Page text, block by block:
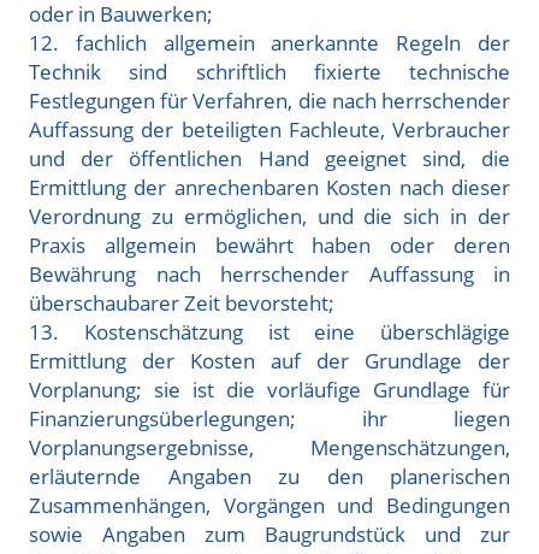
oder in Bauwerken;
12. fachlich allgemein anerkannte Regeln der
Technik sind schriftlich fixierte technische
Festlegungen für Verfahren, die nach herrschender
Auffassung der beteiligten Fachleute, Verbraucher
und der öffentlichen Hand geeignet sind, die
Ermittlung der anrechenbaren Kosten nach dieser
Verordnung zu ermöglichen, und die sich in der
Praxis allgemein bewährt haben oder deren
Bewährung nach herrschender Auffassung in
überschaubarer Zeit bevorsteht;
13. Kostenschätzung ist eine überschlägige
Ermittlung der Kosten auf der Grundlage der
Vorplanung; sie ist die vorläufige Grundlage für
Finanzierungsüberlegungen; ihr liegen
Vorplanungsergebnisse, Mengenschätzungen,
erläuternde Angaben zu den planerischen
Zusammenhängen, Vorgängen und Bedingungen
sowie Angaben zum Baugrundstück und zur